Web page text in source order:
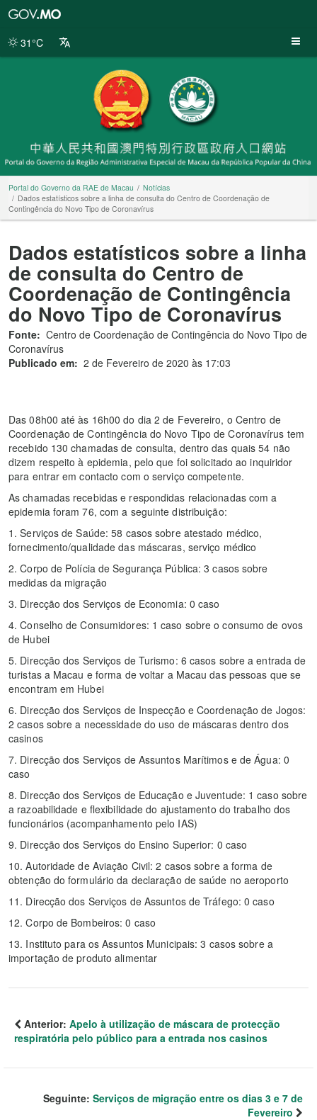
da
31°C
Portal do Governo da RAE de Macau
Notícias
Dados estatísticos sobre a linha de consulta do Centro de Coordenação de
Contingência do Novo Tipo de Coronavírus
Dados estatísticos sobre a linha
de consulta do Centro de
Coordenação de Contingência
do Novo Tipo de Coronavírus
Fonte: Centro de Coordenação de Contingência do Novo Tipo de
Coronavírus
Publicado em: 2 de Fevereiro de 2020 às 17:03
Das 08h00 até às 16h00 do dia 2 de Fevereiro, o Centro de
Coordenação de Contingência do Novo Tipo de Coronavírus tem
recebido 130 chamadas de consulta, dentro das quais 54 não
dizem respeito à epidemia, pelo que foi solicitado ao inquiridor
para entrar em contacto com o serviço competente.
As chamadas recebidas e respondidas relacionadas com a
epidemia foram 76, com a seguinte distribuição:
1. Serviços de Saúde: 58 casos sobre atestado médico,
fornecimento/qualidade das máscaras, serviço médico
2. Corpo de Polícia de Segurança Pública: 3 casos sobre
medidas da migração
3. Direcção dos Serviços de Economia: 0 caso
4. Conselho de Consumidores: 1 caso sobre o consumo de ovos
de Hubei
5. Direcção dos Serviços de Turismo: 6 casos sobre a entrada de
turistas a Macau e forma de voltar a Macau das pessoas que se
encontram em Hubei
6. Direcção dos Serviços de Inspecção e Coordenação de Jogos:
2 casos sobre a necessidade do uso de máscaras dentro dos
casinos
7. Direcção dos Serviços de Assuntos Marítimos e de Água: 0
caso
8. Direcção dos Serviços de Educação e Juventude: 1 caso sobre
a razoabilidade e flexibilidade do ajustamento do trabalho dos
funcionários (acompanhamento pelo IAS)
9. Direcção dos Serviços do Ensino Superior: 0 caso
10. Autoridade de Aviação Civil: 2 casos sobre a forma de
obtenção do formulário da declaração de saúde no aeroporto
11. Direcção dos Serviços de Assuntos de Tráfego: 0 caso
12. Corpo de Bombeiros: 0 caso
13. Instituto para os Assuntos Municipais: 3 casos sobre a
importação de produto alimentar
Anterior: Apelo à utilização de máscara de protecção
respiratória pelo público para a entrada nos casinos
Seguinte: Serviços de migração entre os dias 3 e 7 de
Fevereiro